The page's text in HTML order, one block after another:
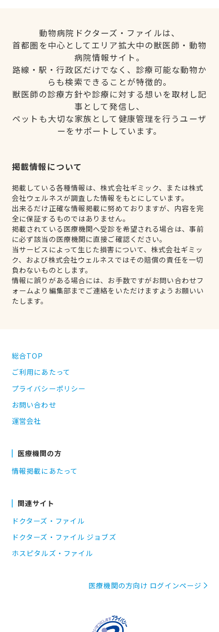
動物病院ドクターズ・ファイルは、
首都圏を中心としてエリア拡大中の獣医師・動物
病院情報サイト。
路線・駅・行政区だけでなく、診療可能な動物か
らも検索できることが特徴的。
獣医師の診療方針や診療に対する想いを取材し記
事として発信し、
ペットも大切な家族として健康管理を行うユーザ
ーをサポートしています。
掲載情報について
掲載している各種情報は、株式会社ギミック、または株式
会社ウェルネスが調査した情報をもとにしています。
出来るだけ正確な情報掲載に努めておりますが、内容を完
全に保証するものではありません。
掲載されている医療機関へ受診を希望される場合は、事前
に必ず該当の医療機関に直接ご確認ください。
当サービスによって生じた損害について、株式会社ギミッ
ク、および株式会社ウェルネスではその賠償の責任を一切
負わないものとします。
情報に誤りがある場合には、お手数ですがお問い合わせフ
ォームより編集部までご連絡をいただけますようお願いい
たします。
総合TOP
ご利用にあたって
プライバシーポリシー
お問い合わせ
運営会社
医療機関の方
情報掲載にあたって
関連サイト
ドクターズ・ファイル
ドクターズ・ファイル ジョブズ
ホスピタルズ・ファイル
医療機関の方向け ログインページ